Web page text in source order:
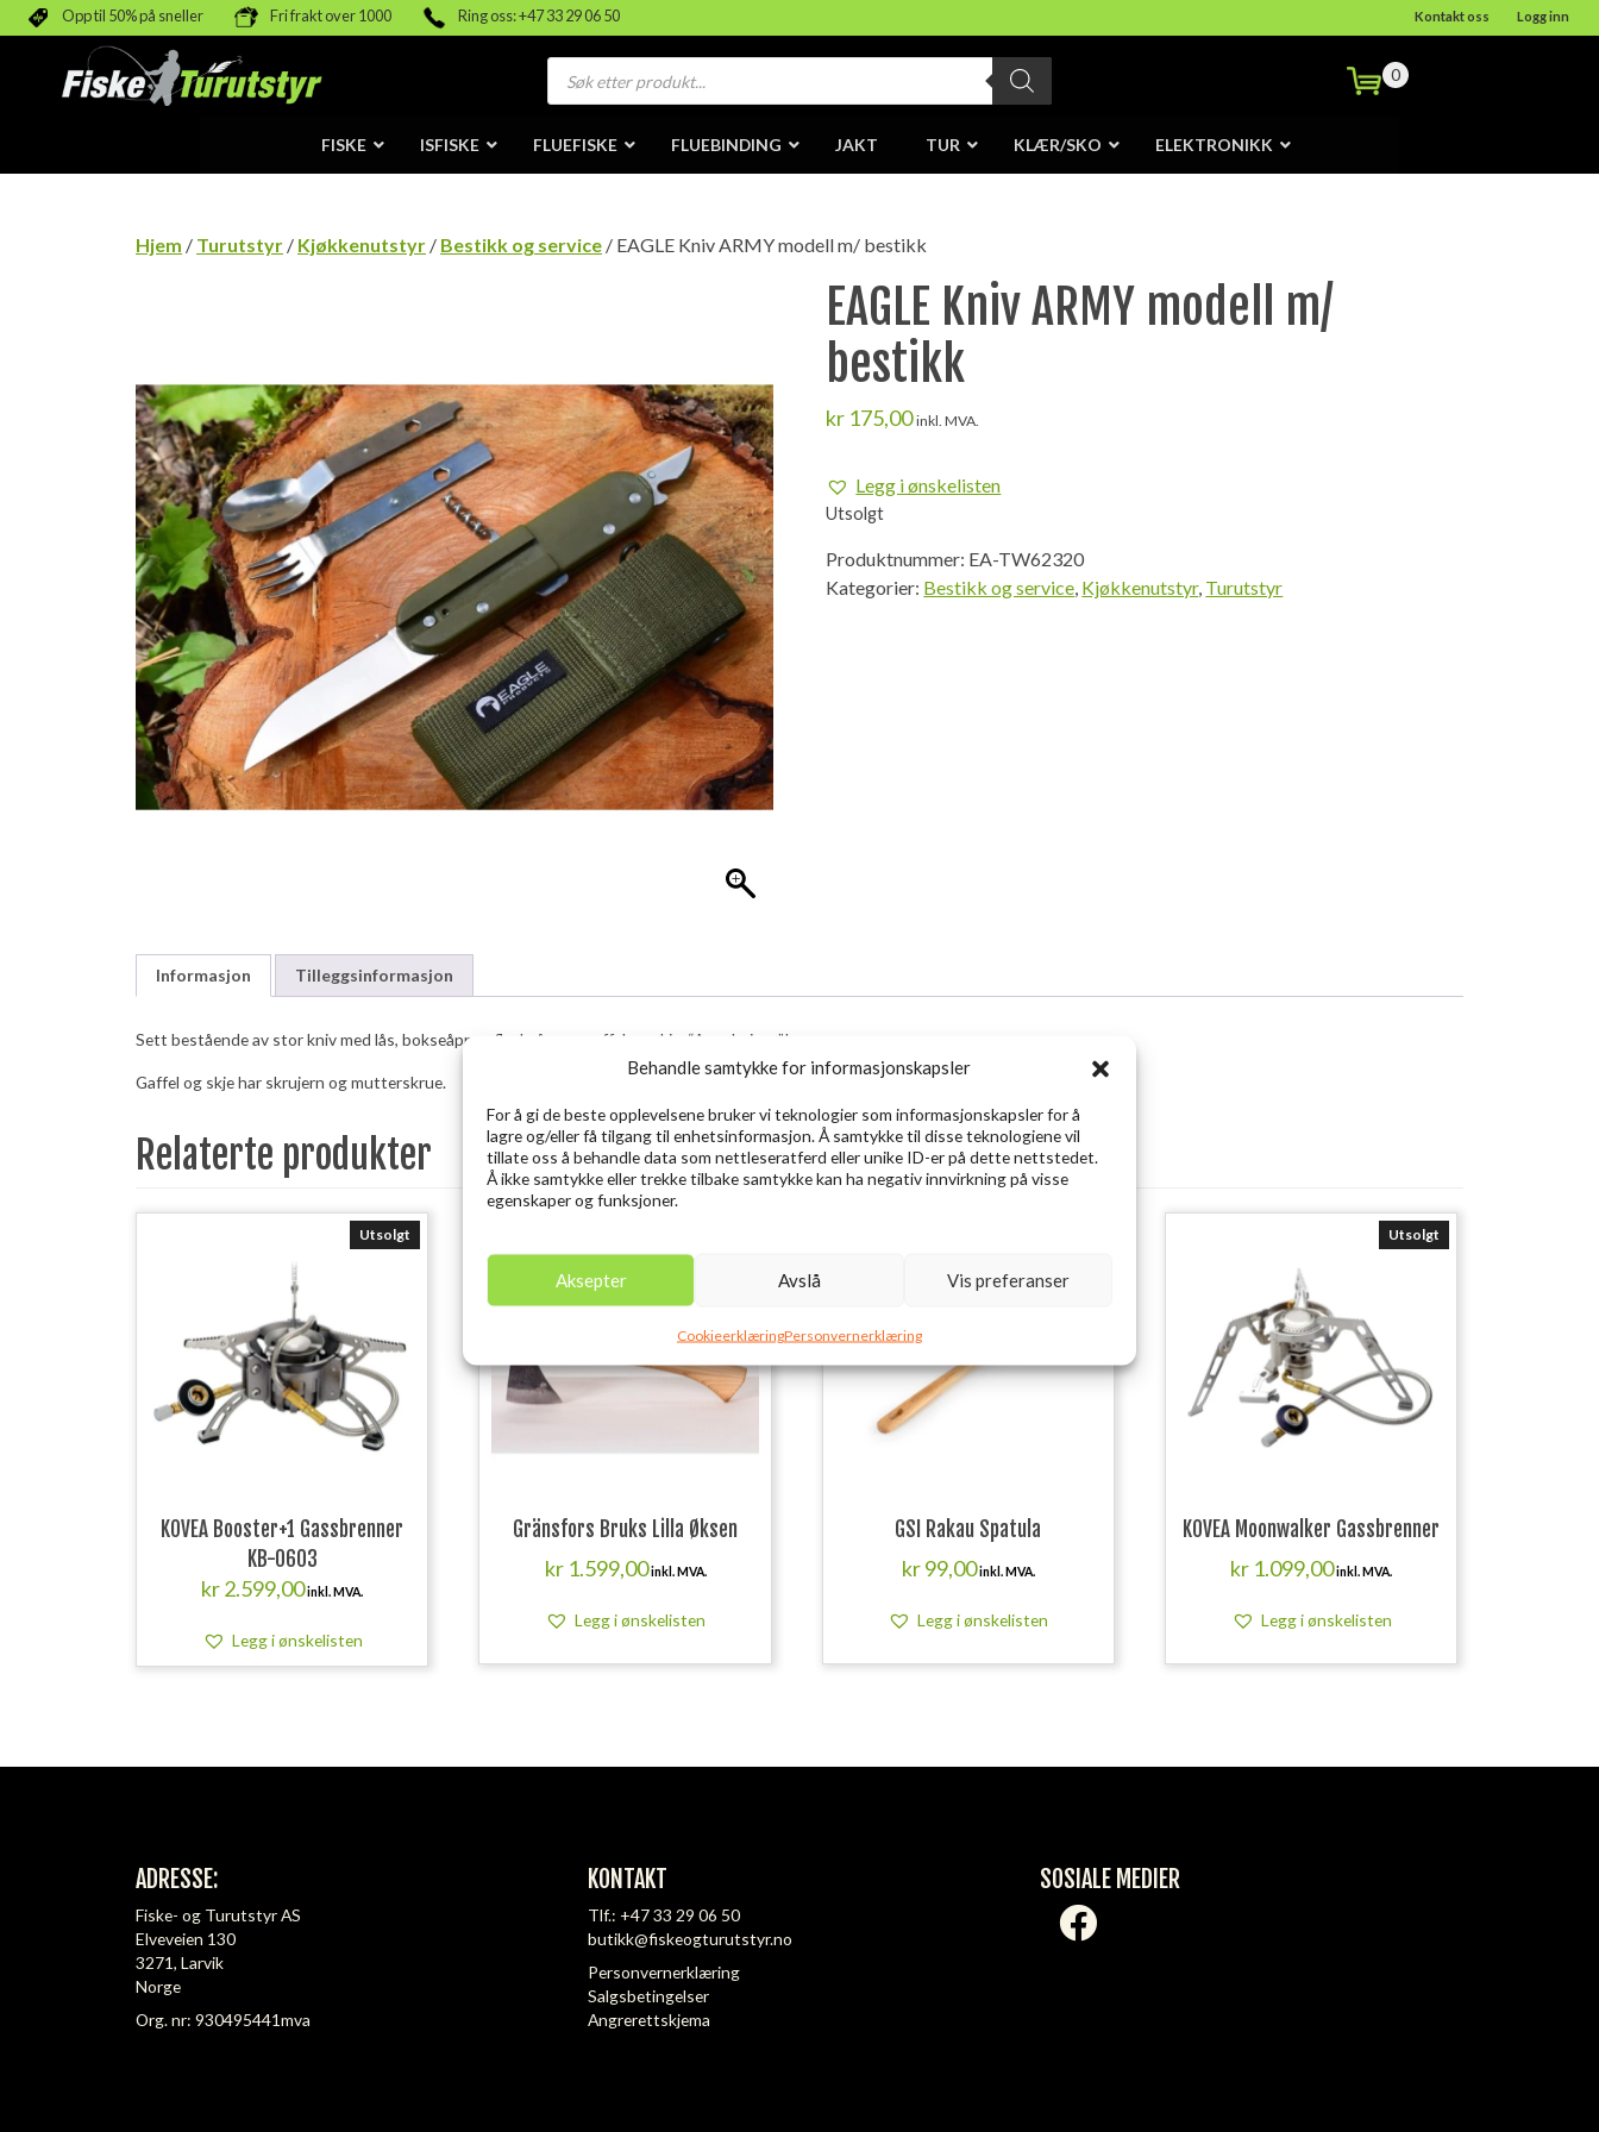
Behandle samtykke for informasjonskapsler
For å gi de beste opplevelsene bruker vi teknologier som informasjonskapsler for å
lagre og/eller få tilgang til enhetsinformasjon. Å samtykke til disse teknologiene vil
tillate oss å behandle data som nettleseratferd eller unike ID-er på dette nettstedet.
Å ikke samtykke eller trekke tilbake samtykke kan ha negativ innvirkning på visse
egenskaper og funksjoner.
Aksepter Avslå Vis preferanser
CookieerklæringPersonvernerklæring
Opp til 50% på sneller Fri frakt over 1000 Ring oss: +47 33 29 06 50 Kontakt oss Logg inn
Products
search
0
FISKE ISFISKE FLUEFISKE FLUEBINDING JAKT TUR KLÆR/SKO ELEKTRONIKK
Hjem / Turutstyr / Kjøkkenutstyr / Bestikk og service / EAGLE Kniv ARMY modell m/ bestikk
EAGLE Kniv ARMY modell m/
bestikk
kr 175,00 inkl. MVA.
Legg i ønskelisten
Utsolgt
Produktnummer: EA-TW62320
Kategorier: Bestikk og service, Kjøkkenutstyr, Turutstyr
Informasjon Tilleggsinformasjon
Sett bestående av stor kniv med lås, bokseåpner, flaskeåpner, gaffel og skje. “Armykniven”!
Gaffel og skje har skrujern og mutterskrue.
Relaterte produkter
Utsolgt
KOVEA Booster+1 Gassbrenner
KB-0603
kr2.599,00inkl. MVA.
Legg i ønskelisten
Gränsfors Bruks Lilla Øksen
kr1.599,00 inkl. MVA.
Legg i ønskelisten
GSI Rakau Spatula
kr99,00inkl. MVA.
Legg i ønskelisten
Utsolgt
KOVEA Moonwalker Gassbrenner
kr 1.099,00inkl. MVA.
Legg i ønskelisten
ADRESSE:
Fiske- og Turutstyr AS
Elveveien 130
3271, Larvik
Norge
Org. nr: 930495441mva
KONTAKT
Tlf.: +47 33 29 06 50
butikk@fiskeogturutstyr.no
Personvernerklæring
Salgsbetingelser
Angrerettskjema
SOSIALE MEDIER